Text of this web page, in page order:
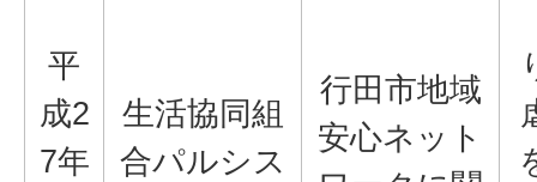
平
成2
7年
生活協同組
合パルシス
行田市地域
安心ネット